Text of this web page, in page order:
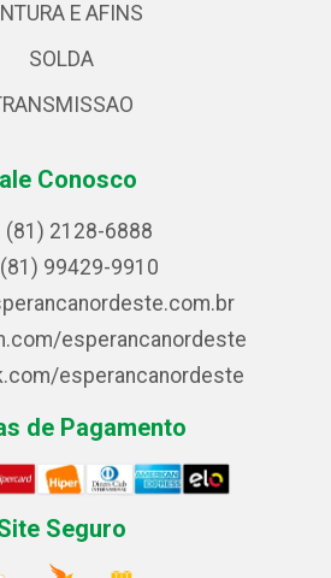
E AFINS
SOLDA
Conosco
(81) 2128-6888
(81) 99429-9910
esperancanordeste
esperancanordeste
de Pagamento
Seguro